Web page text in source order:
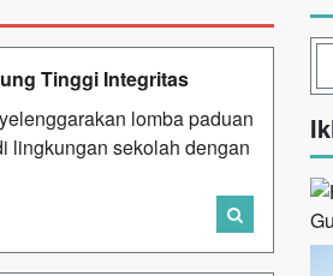
Tinggi Integritas
lomba paduan
lingkungan sekolah dengan